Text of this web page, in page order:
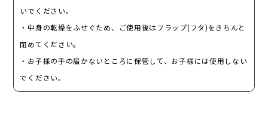
いでください。
・中身の乾燥をふせぐため、ご使用後はフラップ(フタ)をきちんと
閉めてください。
・お子様の手の届かないところに保管して、お子様には使用しない
でください。